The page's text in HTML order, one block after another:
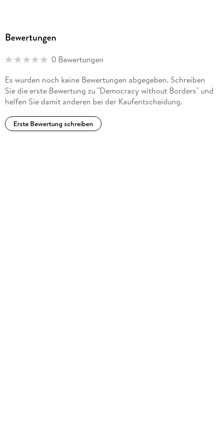
Bewertungen
0 Bewertungen
Es wurden noch keine Bewertungen abgegeben. Schreiben
Sie die erste Bewertung zu "Democracy without Borders" und
helfen Sie damit anderen bei der Kaufentscheidung.
Erste Bewertung schreiben